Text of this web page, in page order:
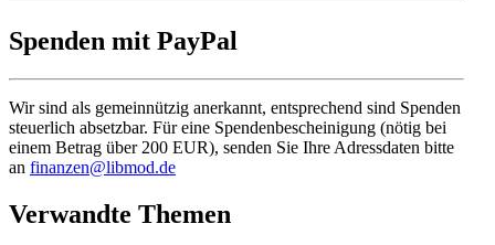
Spenden mit PayPal
Wir sind als gemein­nützig anerkannt, entspre­chend sind Spenden
steuerlich absetzbar. Für eine Spenden­be­schei­nigung (nötig bei
einem Betrag über 200 EUR), senden Sie Ihre Adress­daten bitte
an finanzen@libmod.de
Verwandte Themen